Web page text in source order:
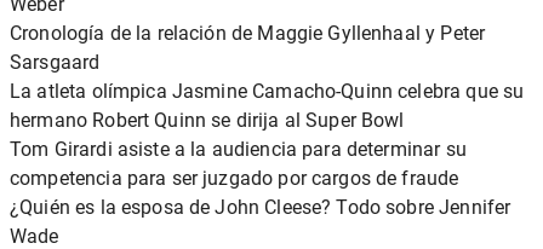
Cronología de la relación de Maggie Gyllenhaal y Peter
Sarsgaard
La atleta olímpica Jasmine Camacho-Quinn celebra que su
hermano Robert Quinn se dirija al Super Bowl
Tom Girardi asiste a la audiencia para determinar su
competencia para ser juzgado por cargos de fraude
¿Quién es la esposa de John Cleese? Todo sobre Jennifer
Wade